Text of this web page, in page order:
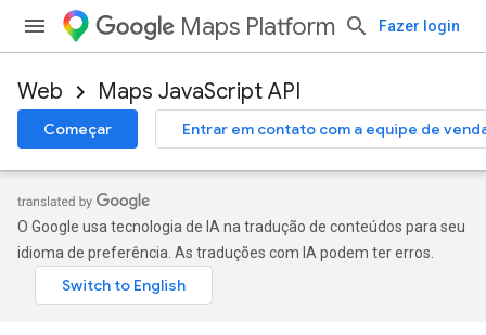
Maps Platform Fazer login
Web Maps JavaScript API
Começar Entrar em contato com a equipe de
O Google usa tecnologia de IA na tradução de conteúdos para seu
idioma de preferência. As traduções com IA podem ter erros.